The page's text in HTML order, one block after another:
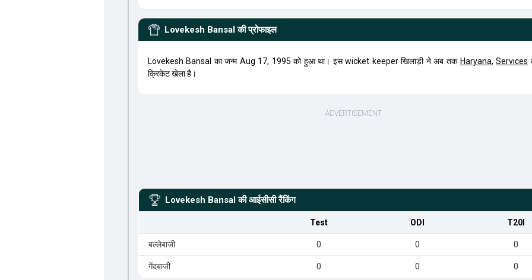
Lovekesh Bansal की प्रोफाइल
Lovekesh Bansal का जन्म Aug 17, 1995 को हुआ था। इस wicket keeper खिलाड़ी ने अब तक Haryana,Services
क्रिकेट खेला है।
Lovekesh Bansal की आईसीसी रैंकिंग
Test ODI T20I
बल्लेबाजी 0 0 0
गेंदबाजी 0 0 0